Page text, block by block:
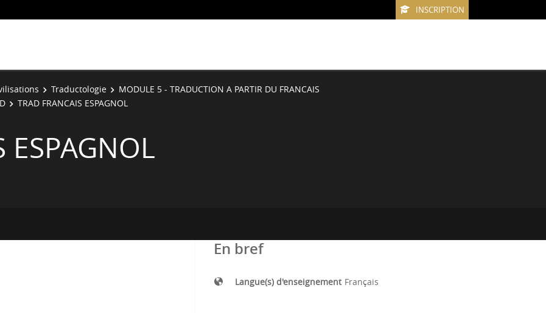
INSCRIPTION
Traductologie
MODULE 5 - TRADUCTION A PARTIR DU FRANCAIS
TRAD FRANCAIS ESPAGNOL
ESPAGNOL
En bref
Langue(s) d'enseignement Français